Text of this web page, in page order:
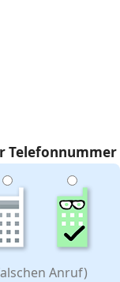
Telefonnummer
Anruf)